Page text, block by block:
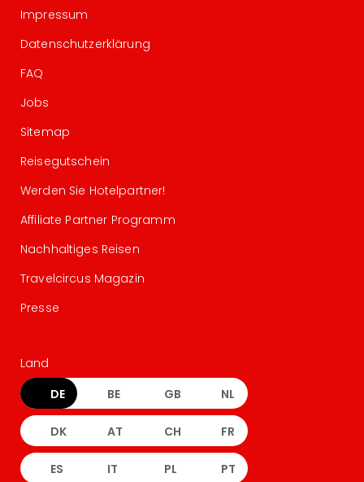
Impressum
Datenschutzerklärung
FAQ
Jobs
Sitemap
Reisegutschein
Werden Sie Hotelpartner!
Affiliate Partner Programm
Nachhaltiges Reisen
Travelcircus Magazin
Presse
Land
DE BE GB NL
DK AT CH FR
ES IT PL PT